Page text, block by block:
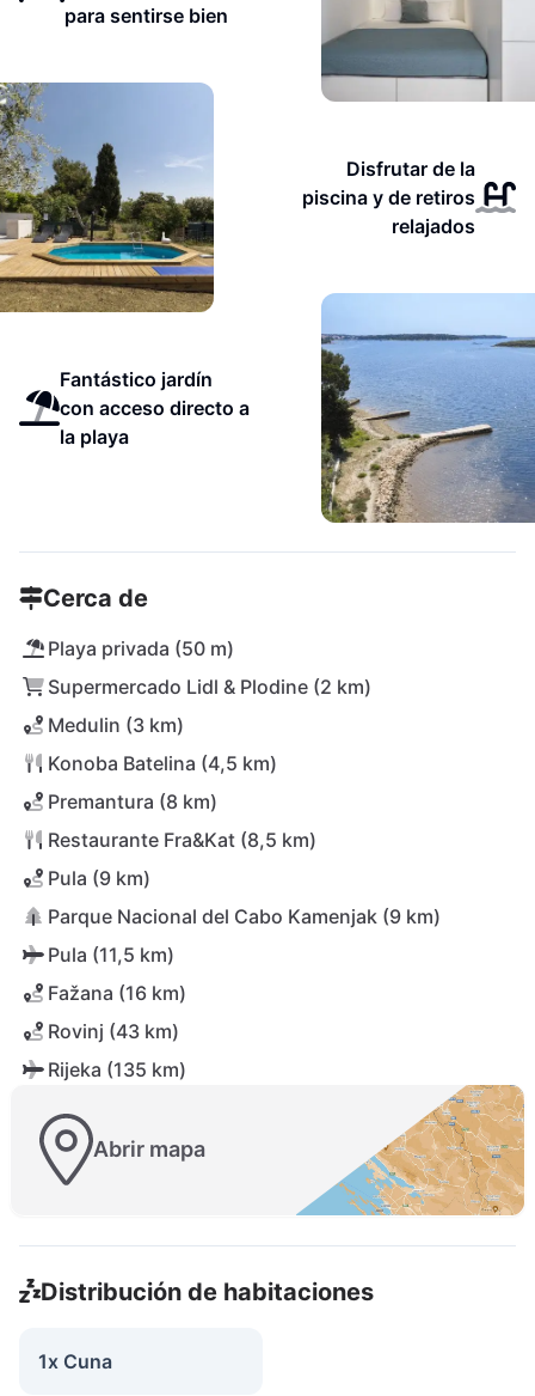
para sentirse bien
Disfrutar de la
piscina y de retiros
relajados
Fantástico jardín
con acceso directo a
la playa
Cerca de
Playa privada (50 m)
Supermercado Lidl & Plodine (2 km)
Medulin (3 km)
Konoba Batelina (4,5 km)
Premantura (8 km)
Restaurante Fra&Kat (8,5 km)
Pula (9 km)
Parque Nacional del Cabo Kamenjak (9 km)
Pula (11,5 km)
Fažana (16 km)
Rovinj (43 km)
Rijeka (135 km)
Abrir mapa
Distribución de habitaciones
1x Cuna